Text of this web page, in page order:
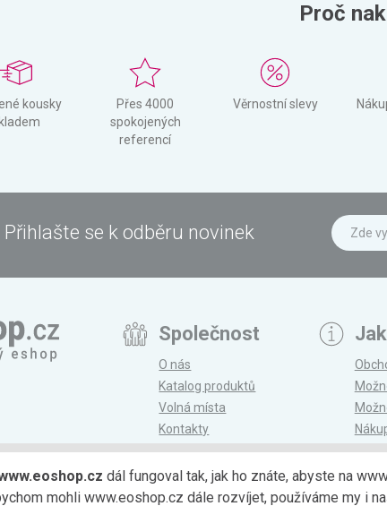
Proč
kousky
Přes 4000
spokojených
referencí
Věrnostní slevy
Přihlašte se k odběru novinek
Společnost
O nás
Katalog produktů
Volná místa
Kontakty
Magazín
dál fungoval tak, jak ho znáte, abyste na
mohli www.eoshop.cz dále rozvíjet, používáme my i